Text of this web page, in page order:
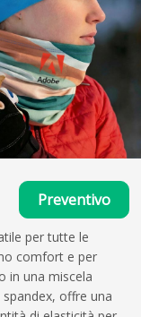
Preventivo
per tutte le
comfort e per
in una miscela
offre una